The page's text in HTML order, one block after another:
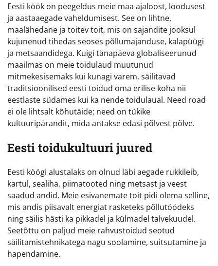
Eesti köök on peegeldus meie maa ajaloost, loodusest
ja aastaaegade vaheldumisest. See on lihtne,
maalähedane ja toitev toit, mis on sajandite jooksul
kujunenud tihedas seoses põllumajanduse, kalapüügi
ja metsaandidega. Kuigi tänapäeva globaliseerunud
maailmas on meie toidulaud muutunud
mitmekesisemaks kui kunagi varem, säilitavad
traditsioonilised eesti toidud oma erilise koha nii
eestlaste südames kui ka nende toidulaual. Need road
ei ole lihtsalt kõhutäide; need on tükike
kultuuripärandit, mida antakse edasi põlvest põlve.
Eesti toidukultuuri juured
Eesti köögi alustalaks on olnud läbi aegade rukkileib,
kartul, sealiha, piimatooted ning metsast ja veest
saadud andid. Meie esivanemate toit pidi olema selline,
mis andis piisavalt energiat rasketeks põllutöödeks
ning säilis hästi ka pikkadel ja külmadel talvekuudel.
Seetõttu on paljud meie rahvustoidud seotud
säilitamistehnikatega nagu soolamine, suitsutamine ja
hapendamine.